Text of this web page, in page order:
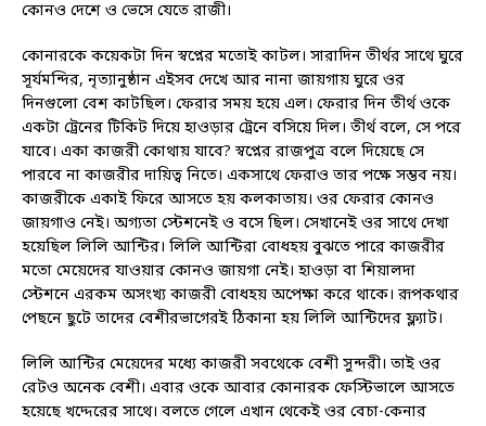
কোনও দেশে ও ভেসে যেতে রাজী।
কোনারকে কয়েকটা দিন স্বপ্নের মতোই কাটল। সারাদিন তীর্থর সাথে ঘুরে
সূর্যমন্দির, নৃত্যানুষ্ঠান এইসব দেখে আর নানা জায়গায় ঘুরে ওর
দিনগুলো বেশ কাটছিল। ফেরার সময় হয়ে এল। ফেরার দিন তীর্থ ওকে
একটা ট্রেনের টিকিট দিয়ে হাওড়ার ট্রেনে বসিয়ে দিল। তীর্থ বলে, সে পরে
যাবে। একা কাজরী কোথায় যাবে? স্বপ্নের রাজপুত্র বলে দিয়েছে সে
পারবে না কাজরীর দায়িত্ব নিতে। একসাথে ফেরাও তার পক্ষে সম্ভব নয়।
কাজরীকে একাই ফিরে আসতে হয় কলকাতায়। ওর ফেরার কোনও
জায়গাও নেই। অগ্যতা স্টেশনেই ও বসে ছিল। সেখানেই ওর সাথে দেখা
হয়েছিল লিলি আন্টির। লিলি আন্টিরা বোধহয় বুঝতে পারে কাজরীর
মতো মেয়েদের যাওয়ার কোনও জায়গা নেই। হাওড়া বা শিয়ালদা
স্টেশনে এরকম অসংখ্য কাজরী বোধহয় অপেক্ষা করে থাকে। রূপকথার
পেছনে ছুটে তাদের বেশীরভাগেরই ঠিকানা হয় লিলি আন্টিদের ফ্ল্যাট।
লিলি আন্টির মেয়েদের মধ্যে কাজরী সবথেকে বেশী সুন্দরী। তাই ওর
রেটও অনেক বেশী। এবার ওকে আবার কোনারক ফেস্টিভালে আসতে
হয়েছে খদ্দেরের সাথে। বলতে গেলে এখান থেকেই ওর বেচা-কেনার